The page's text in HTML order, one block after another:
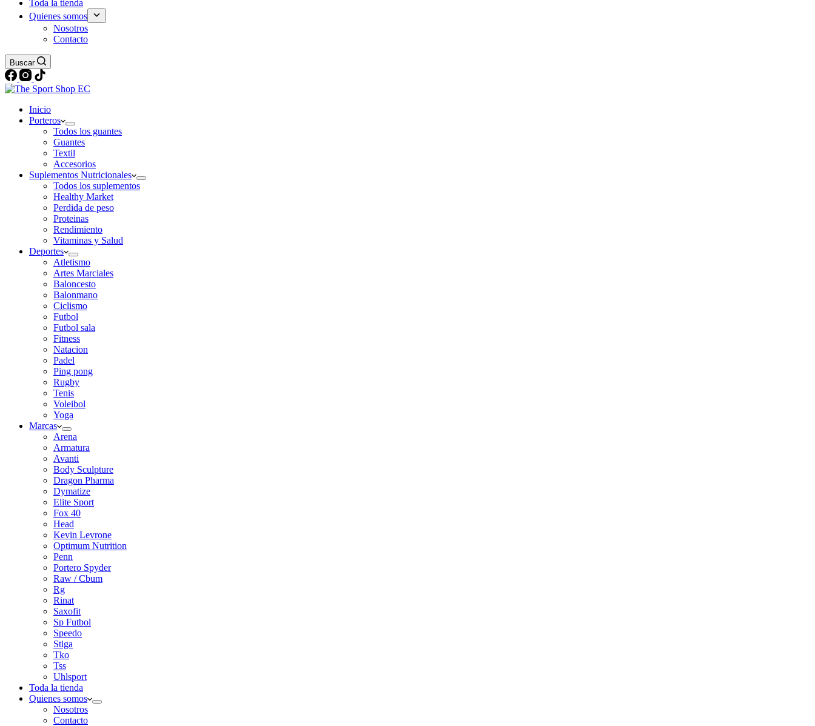
Toda la tienda
Quienes somos
Nosotros
Contacto
Buscar
Inicio
Porteros
Todos los guantes
Guantes
Textil
Accesorios
Suplementos Nutricionales
Todos los suplementos
Healthy Market
Perdida de peso
Proteinas
Rendimiento
Vitaminas y Salud
Deportes
Atletismo
Artes Marciales
Baloncesto
Balonmano
Ciclismo
Futbol
Futbol sala
Fitness
Natacion
Padel
Ping pong
Rugby
Tenis
Voleibol
Yoga
Marcas
Arena
Armatura
Avanti
Body Sculpture
Dragon Pharma
Dymatize
Elite Sport
Fox 40
Head
Kevin Levrone
Optimum Nutrition
Penn
Portero Spyder
Raw / Cbum
Rg
Rinat
Saxofit
Sp Futbol
Speedo
Stiga
Tko
Tss
Uhlsport
Toda la tienda
Quienes somos
Nosotros
Contacto